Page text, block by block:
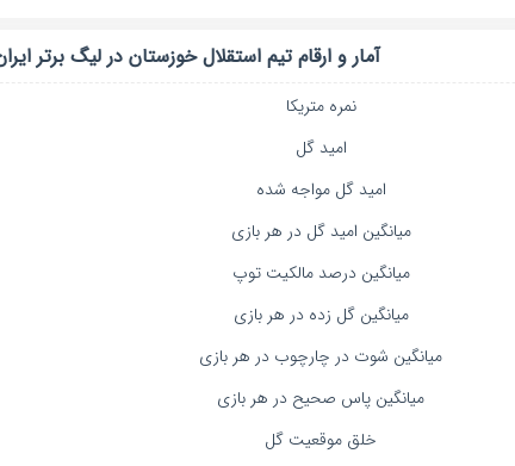
آمار و ارقام تیم استقلال خوزستان درلیگ برتر
نمره متریکا
امید گل
امید گل مواجه شده
میانگین امید گل در هر بازی
میانگین درصد مالکیت توپ
میانگین گل زده در هر بازی
میانگین شوت در چارچوب در هر بازی
میانگین پاس صحیح در هر بازی
خلق موقعیت گل